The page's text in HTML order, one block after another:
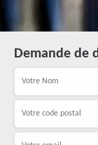
Demande de